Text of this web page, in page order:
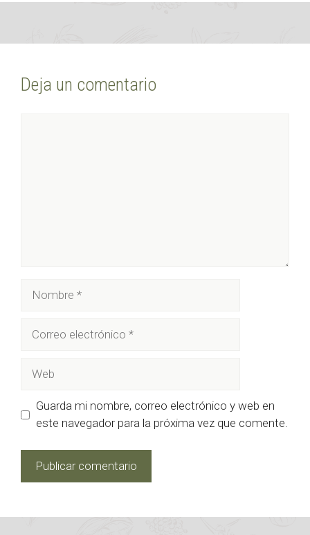
Deja un comentario
Guarda mi nombre, correo electrónico y web en
este navegador para la próxima vez que comente.